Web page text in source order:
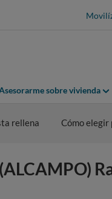
sobre vivienda
rellena Cómo elegir